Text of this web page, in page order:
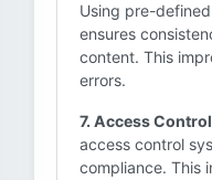
Using pre-
ensures
content. This
errors.
7. Access
access control
compliance. This